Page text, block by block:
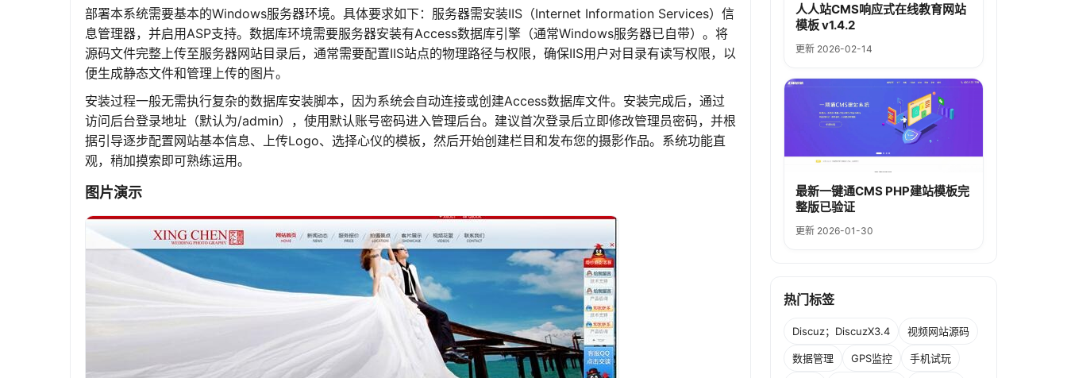
部署本系统需要基本的Windows服务器环境。具体要求如下：服务器需安装IIS（Internet Information Services）信
息管理器，并启用ASP支持。数据库环境需要服务器安装有Access数据库引擎（通常Windows服务器已自带）。将
源码文件完整上传至服务器网站目录后，通常需要配置IIS站点的物理路径与权限，确保IIS用户对目录有读写权限，以
便生成静态文件和管理上传的图片。
安装过程一般无需执行复杂的数据库安装脚本，因为系统会自动连接或创建Access数据库文件。安装完成后，通过
访问后台登录地址（默认为/admin），使用默认账号密码进入管理后台。建议首次登录后立即修改管理员密码，并根
据引导逐步配置网站基本信息、上传Logo、选择心仪的模板，然后开始创建栏目和发布您的摄影作品。系统功能直
观，稍加摸索即可熟练运用。
图片演示
人人站CMS响应式在线教育网站
模板 v1.4.2
更新 2026-02-14
最新一键通CMS PHP建站模板完
整版已验证
更新 2026-01-30
热门标签
Discuz；DiscuzX3.4 视频网站源码
数据管理 GPS监控 手机试玩